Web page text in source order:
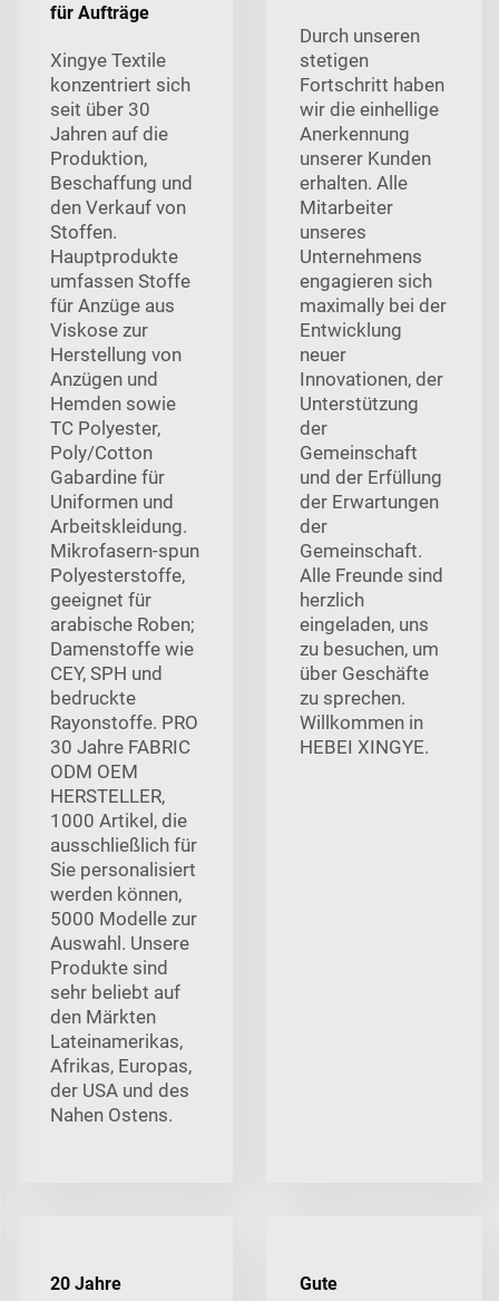
für Aufträge
Xingye Textile
konzentriert sich
seit über 30
Jahren auf die
Produktion,
Beschaffung und
den Verkauf von
Stoffen.
Hauptprodukte
umfassen Stoffe
für Anzüge aus
Viskose zur
Herstellung von
Anzügen und
Hemden sowie
TC Polyester,
Poly/Cotton
Gabardine für
Uniformen und
Arbeitskleidung.
Mikrofasern-spun
Polyesterstoffe,
geeignet für
arabische Roben;
Damenstoffe wie
CEY, SPH und
bedruckte
Rayonstoffe. PRO
30 Jahre FABRIC
ODM OEM
HERSTELLER,
1000 Artikel, die
ausschließlich für
Sie personalisiert
werden können,
5000 Modelle zur
Auswahl. Unsere
Produkte sind
sehr beliebt auf
den Märkten
Lateinamerikas,
Afrikas, Europas,
der USA und des
Nahen Ostens.
Durch unseren
stetigen
Fortschritt haben
wir die einhellige
Anerkennung
unserer Kunden
erhalten. Alle
Mitarbeiter
unseres
Unternehmens
engagieren sich
maximally bei der
Entwicklung
neuer
Innovationen, der
Unterstützung
der
Gemeinschaft
und der Erfüllung
der Erwartungen
der
Gemeinschaft.
Alle Freunde sind
herzlich
eingeladen, uns
zu besuchen, um
über Geschäfte
zu sprechen.
Willkommen in
HEBEI XINGYE.
20 Jahre
Gute